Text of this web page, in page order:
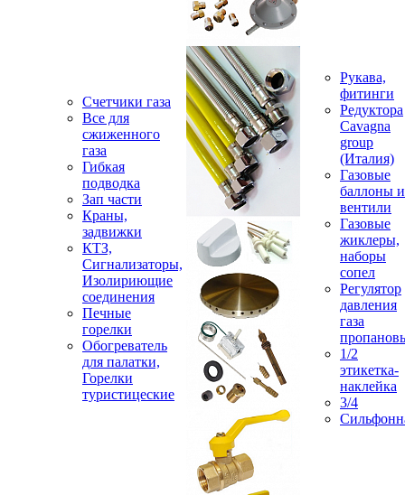
Счетчики газа
Все для
сжиженного
газа
Гибкая
подводка
Зап части
Краны,
задвижки
КТЗ,
Сигнализаторы,
Изолириющие
соединения
Печные
горелки
Обогреватель
для палатки,
Горелки
туристицеские
Рукава,
фитинги
Редуктора
Cavagna
group
(Италия)
Газовые
баллоны и
вентили
Газовые
жиклеры,
наборы
сопел
Регулятор
давления
газа
1/2
этикетка-
наклейка
3/4